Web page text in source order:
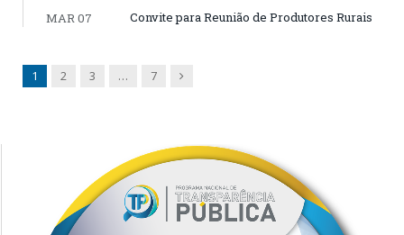
MAR 07
Convite para Reunião de Produtores Rurais
1 2 3 … 7 Next